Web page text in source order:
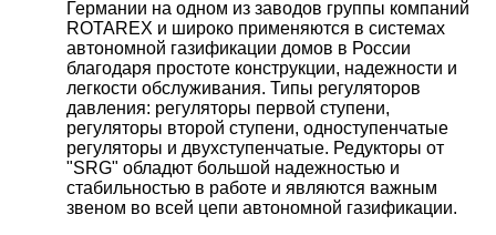
Германии на одном из заводов группы компаний
ROTAREX и широко применяются в системах
автономной газификации домов в России
благодаря простоте конструкции, надежности и
легкости обслуживания. Типы регуляторов
давления: регуляторы первой ступени,
регуляторы второй ступени, одноступенчатые
регуляторы и двухступенчатые. Редукторы от
"SRG" обладют большой надежностью и
стабильностью в работе и являются важным
звеном во всей цепи автономной газификации.